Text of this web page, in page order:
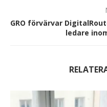
GRO förvärvar
ledare